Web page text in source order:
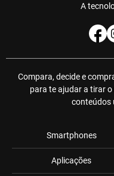
A
Compara, decide e
para te ajudar a tirar
conteúdos
Smartphones
Aplicações